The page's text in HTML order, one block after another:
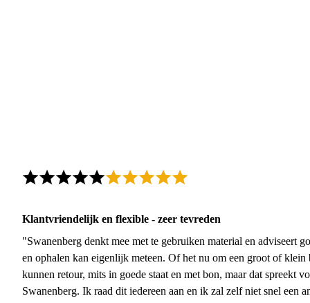
Klantvriendelijk en flexible - zeer tevreden
"Swanenberg denkt mee met te gebruiken material en adviseert
en ophalen kan eigenlijk meteen. Of het nu om een groot of
kunnen retour, mits in goede staat en met bon, maar dat spreekt
Swanenberg. Ik raad dit iedereen aan en ik zal zelf niet snel een